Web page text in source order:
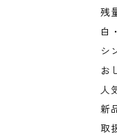
残
白
シ
お
人
新
取